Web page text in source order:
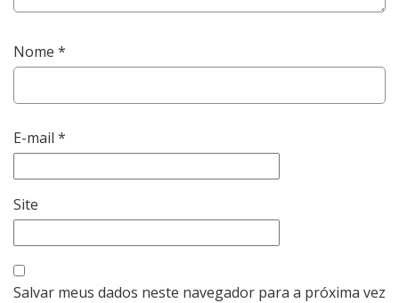
Nome *
E-mail *
Site
Salvar meus dados neste navegador para a próxima vez